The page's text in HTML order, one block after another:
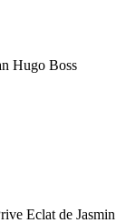
Hugo Boss
Eclat de Jasmin